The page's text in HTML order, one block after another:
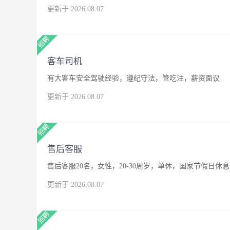
更新于 2026.08.07
客车司机
有大客车安全驾驶经验，遵纪守法，管吃注，薪资面议
更新于 2026.08.07
售后客服
售后客服20名，女性，20-30周岁，单休，国家节假日休息
更新于 2026.08.07